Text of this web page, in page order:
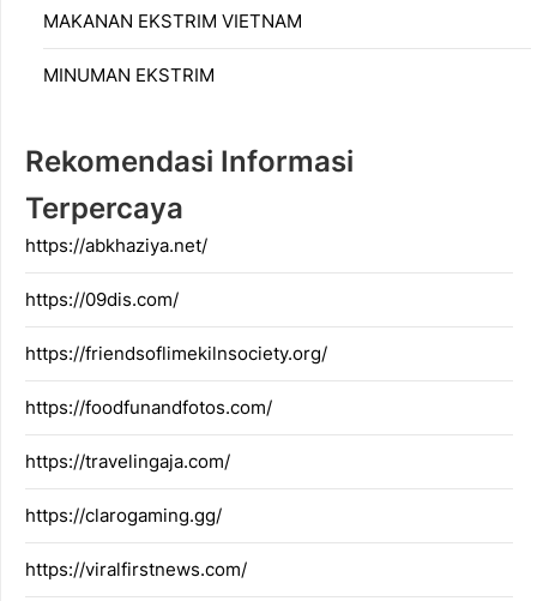
MAKANAN EKSTRIM VIETNAM
MINUMAN EKSTRIM
Rekomendasi Informasi
Terpercaya
https://abkhaziya.net/
https://09dis.com/
https://friendsoflimekilnsociety.org/
https://foodfunandfotos.com/
https://travelingaja.com/
https://clarogaming.gg/
https://viralfirstnews.com/